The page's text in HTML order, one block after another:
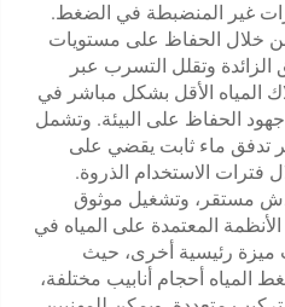
غير المنضبطة في الضغط.
من خلال الحفاظ على مستويات
وتقلل التسرب عبر
المياه الأقل بشكل مباشر في
الحفاظ على البيئة. وتشمل
تدفق ماء ثابت يقضي على
الاستخدام الذروة.
مستقر، وتشغيل موثوق
المعتمدة على المياه في
ميزة رئيسية أخرى، حيث
أحجام أنابيب مختلفة،